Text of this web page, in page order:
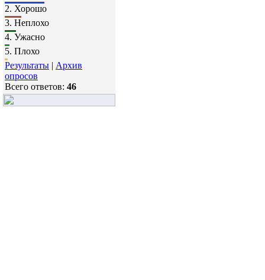
2. Хорошо
3. Неплохо
4. Ужасно
5. Плохо
Результаты | Архив
опросов
Всего ответов: 46